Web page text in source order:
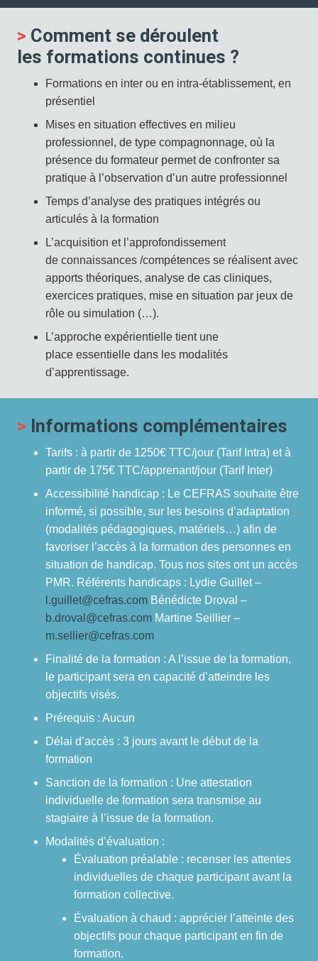
> Comment se déroulent
les formations continues ?
Formations en inter ou en intra-établissement, en
présentiel
Mises en situation effectives en milieu
professionnel, de type compagnonnage, où la
présence du formateur permet de confronter sa
pratique à l’observation d’un autre professionnel
Temps d’analyse des pratiques intégrés ou
articulés à la formation
L’acquisition et l’approfondissement
de connaissances /compétences se réalisent avec
apports théoriques, analyse de cas cliniques,
exercices pratiques, mise en situation par jeux de
rôle ou simulation (…).
L’approche expérientielle tient une
place essentielle dans les modalités
d’apprentissage.
> Informations complémentaires
Tarifs : à partir de 1250€ TTC/jour (Tarif Intra) et à
partir de 175€ TTC/apprenant/jour (Tarif Inter)
Accessibilité handicap : Le CEFRAS souhaite être
informé, si possible, sur les besoins d’adaptation
(modalités pédagogiques, matériels…) afin de
favoriser l’accès à la formation des personnes en
situation de handicap. Tous nos sites ont un accès
PMR. Référents handicaps : Lydie Guillet –
l.guillet@cefras.com Bénédicte Droval –
b.droval@cefras.com Martine Seillier –
m.sellier@cefras.com
Finalité de la formation : A l’issue de la formation,
le participant sera en capacité d’atteindre les
objectifs visés.
Prérequis : Aucun
Délai d’accès : 3 jours avant le début de la
formation
Sanction de la formation : Une attestation
individuelle de formation sera transmise au
stagiaire à l’issue de la formation.
Modalités d’évaluation :
Évaluation préalable : recenser les attentes
individuelles de chaque participant avant la
formation collective.
Évaluation à chaud : apprécier l’atteinte des
objectifs pour chaque participant en fin de
formation.